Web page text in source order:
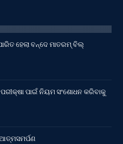
ହେଲା ବନ୍ଦେ ମାତରମ୍‌ ବିଲ୍‌
ପାଇଁ ନିୟମ ସଂଶୋଧନ କରିବାକୁ